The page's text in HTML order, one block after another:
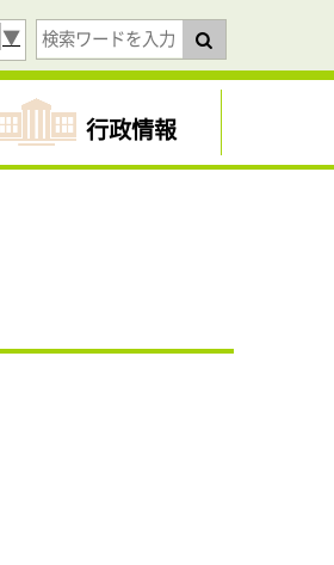
▼
行政情報